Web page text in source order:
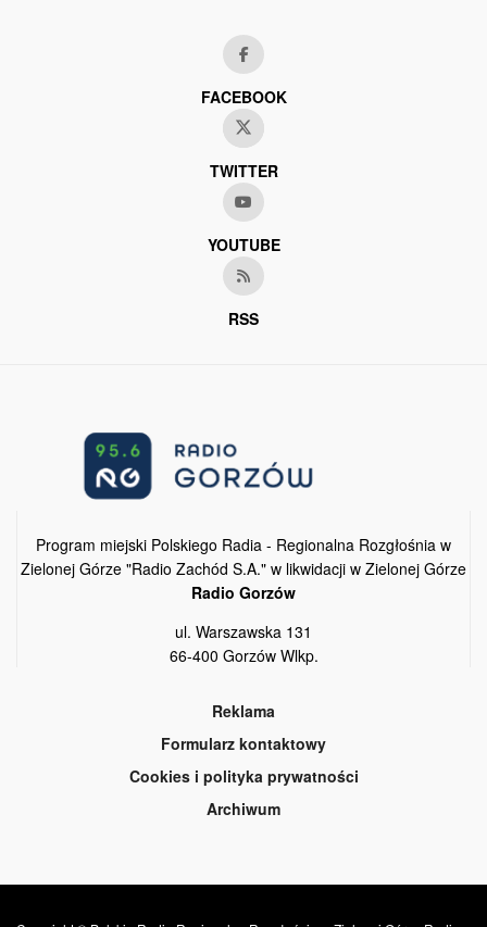
FACEBOOK
TWITTER
YOUTUBE
RSS
Program miejski Polskiego Radia - Regionalna Rozgłośnia w
Zielonej Górze "Radio Zachód S.A." w likwidacji w Zielonej Górze
Radio Gorzów
ul. Warszawska 131
66-400 Gorzów Wlkp.
Reklama
Formularz kontaktowy
Cookies i polityka prywatności
Archiwum